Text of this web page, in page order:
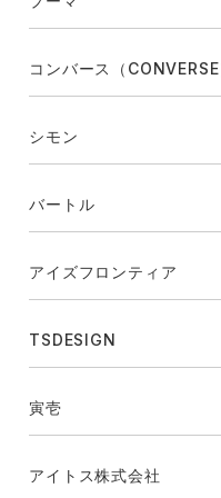
コンバース（CONVERSE
シモン
バートル
アイズフロンティア
TSDESIGN
寅壱
アイトス株式会社